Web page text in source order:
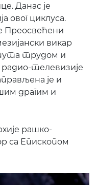
Данас је
овог циклуса.
Преосвећени
викар
пута трудом и
телевизије
је и
драгим и
рашко-
са Епископом